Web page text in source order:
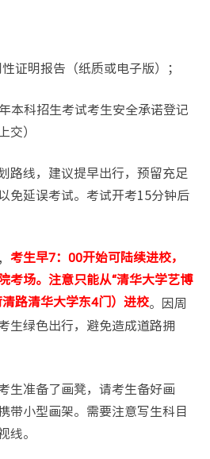
证明报告（纸质或电子版）；
本科招生考试考生安全承诺登记
）
路线，建议提早出行，预留充足
免延误考试。考试开考15分钟后
考生早7：00开始可陆续进校，
考场。注意只能从“清华大学艺博
路清华大学东4门）进校。因周
生绿色出行，避免造成道路拥
生准备了画凳，请考生备好画
带小型画架。需要注意写生科目
线。